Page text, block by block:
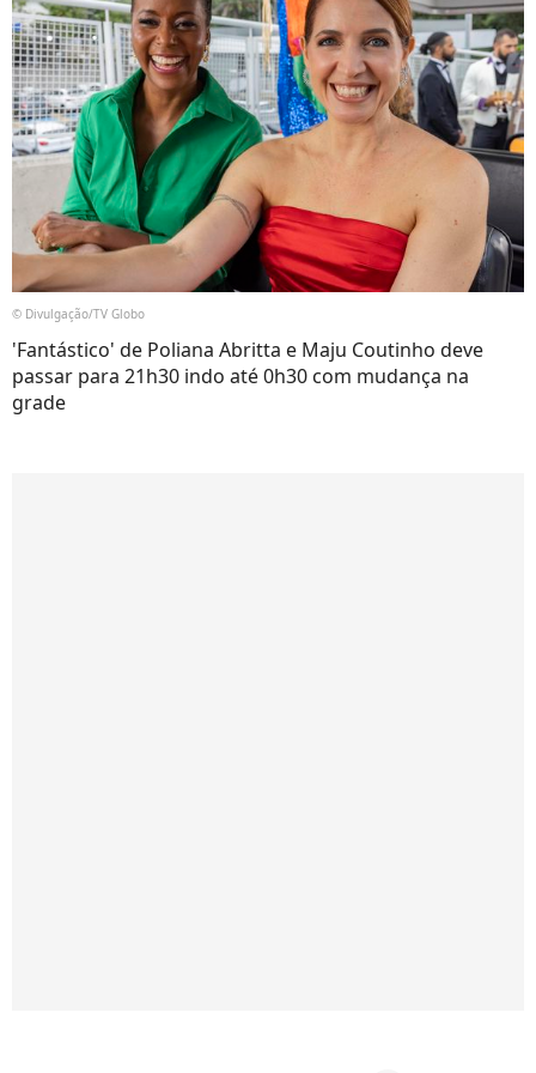
© Divulgação/TV Globo
'Fantástico' de Poliana Abritta e Maju Coutinho deve
passar para 21h30 indo até 0h30 com mudança na
grade